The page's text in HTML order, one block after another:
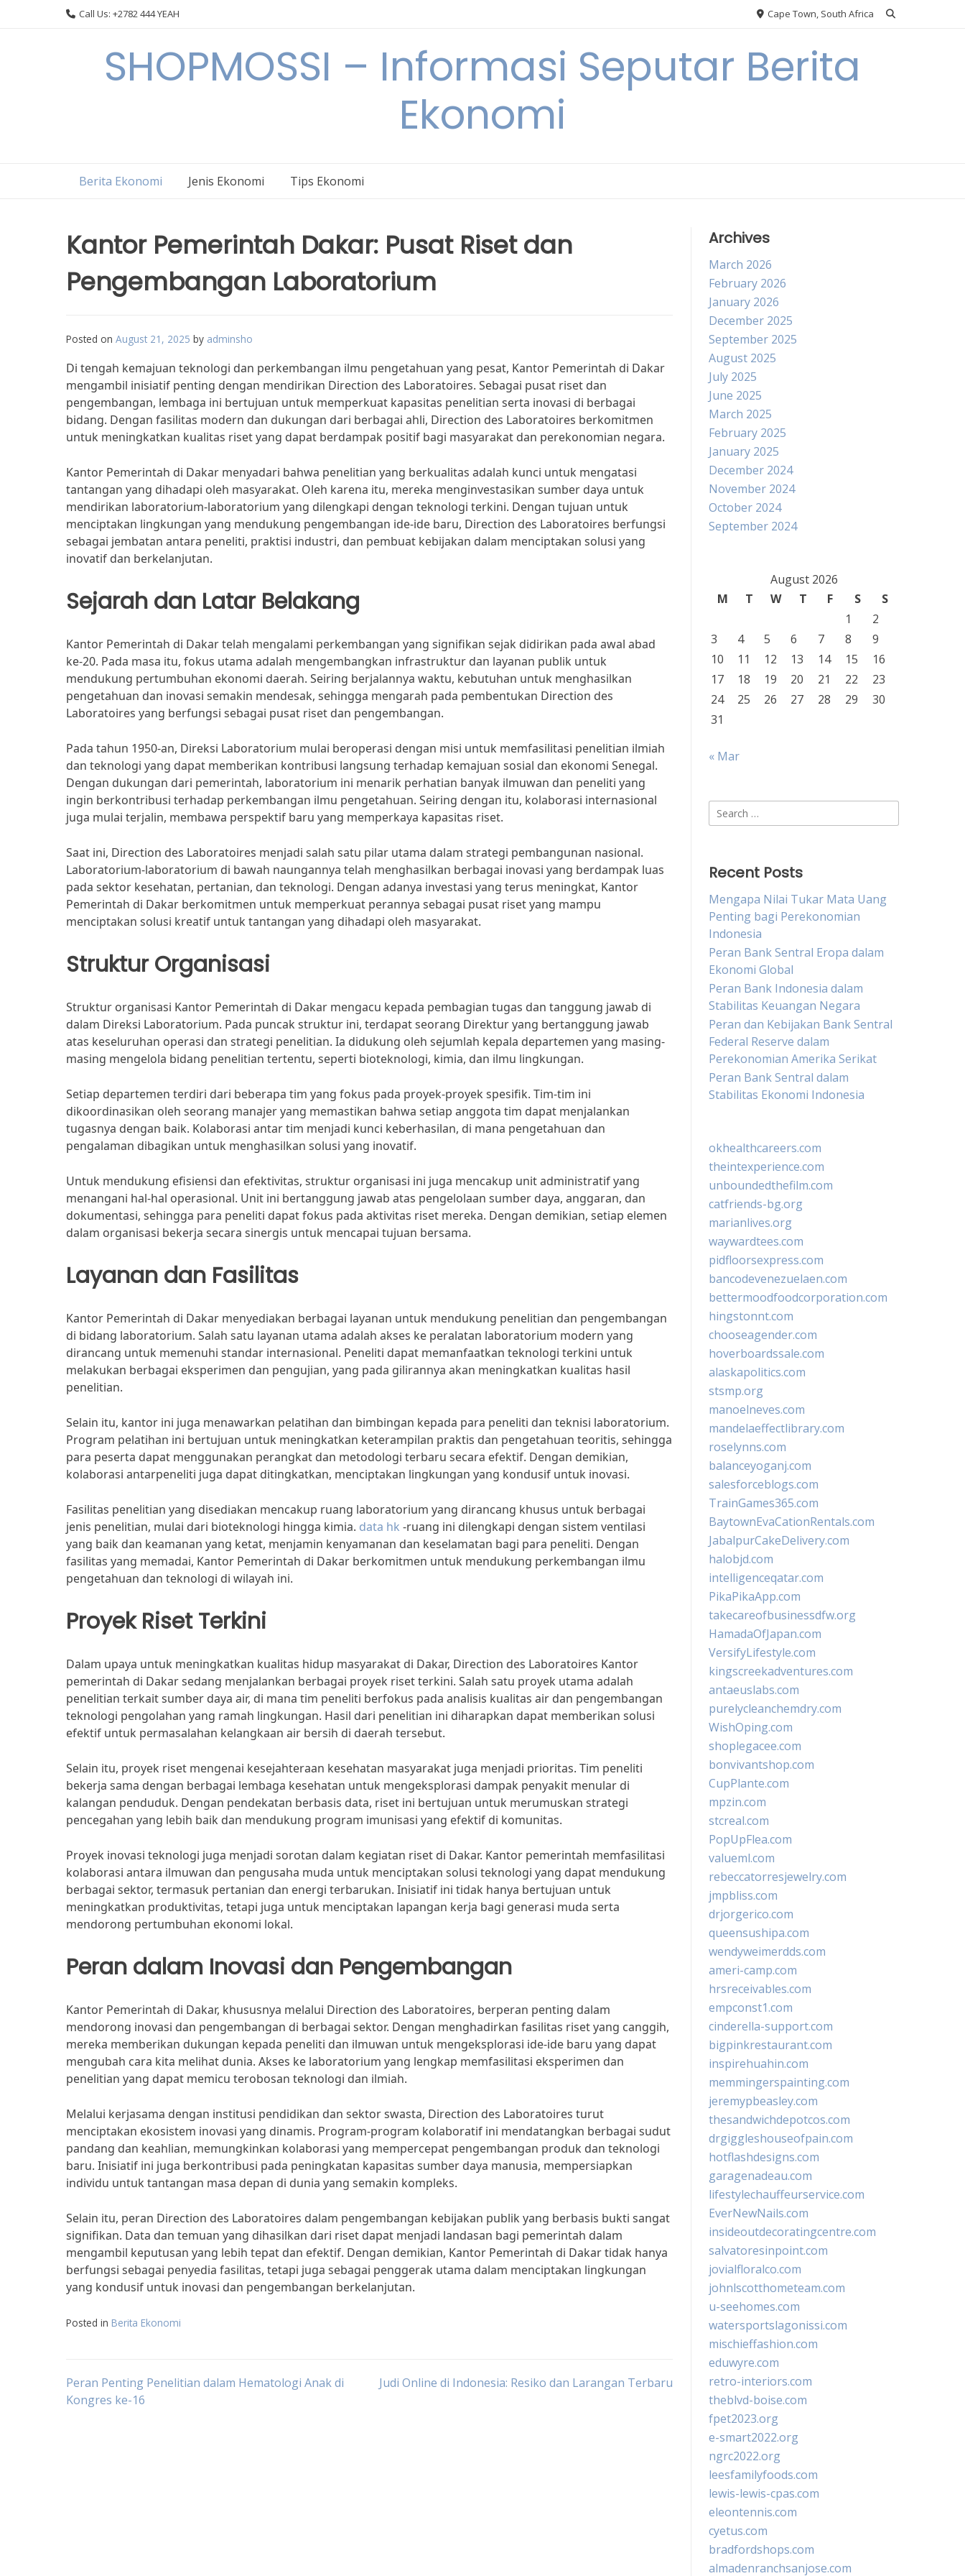
Call Us: +2782 444 YEAH Cape Town, South Africa
SHOPMOSSI – Informasi Seputar Berita
Ekonomi
Berita Ekonomi Jenis Ekonomi Tips Ekonomi
Kantor Pemerintah Dakar: Pusat Riset dan
Pengembangan Laboratorium
Posted on August 21, 2025 by adminsho
Di tengah kemajuan teknologi dan perkembangan ilmu pengetahuan yang pesat, Kantor Pemerintah di Dakar
mengambil inisiatif penting dengan mendirikan Direction des Laboratoires. Sebagai pusat riset dan
pengembangan, lembaga ini bertujuan untuk memperkuat kapasitas penelitian serta inovasi di berbagai
bidang. Dengan fasilitas modern dan dukungan dari berbagai ahli, Direction des Laboratoires berkomitmen
untuk meningkatkan kualitas riset yang dapat berdampak positif bagi masyarakat dan perekonomian negara.
Kantor Pemerintah di Dakar menyadari bahwa penelitian yang berkualitas adalah kunci untuk mengatasi
tantangan yang dihadapi oleh masyarakat. Oleh karena itu, mereka menginvestasikan sumber daya untuk
mendirikan laboratorium-laboratorium yang dilengkapi dengan teknologi terkini. Dengan tujuan untuk
menciptakan lingkungan yang mendukung pengembangan ide-ide baru, Direction des Laboratoires berfungsi
sebagai jembatan antara peneliti, praktisi industri, dan pembuat kebijakan dalam menciptakan solusi yang
inovatif dan berkelanjutan.
Sejarah dan Latar Belakang
Kantor Pemerintah di Dakar telah mengalami perkembangan yang signifikan sejak didirikan pada awal abad
ke-20. Pada masa itu, fokus utama adalah mengembangkan infrastruktur dan layanan publik untuk
mendukung pertumbuhan ekonomi daerah. Seiring berjalannya waktu, kebutuhan untuk menghasilkan
pengetahuan dan inovasi semakin mendesak, sehingga mengarah pada pembentukan Direction des
Laboratoires yang berfungsi sebagai pusat riset dan pengembangan.
Pada tahun 1950-an, Direksi Laboratorium mulai beroperasi dengan misi untuk memfasilitasi penelitian ilmiah
dan teknologi yang dapat memberikan kontribusi langsung terhadap kemajuan sosial dan ekonomi Senegal.
Dengan dukungan dari pemerintah, laboratorium ini menarik perhatian banyak ilmuwan dan peneliti yang
ingin berkontribusi terhadap perkembangan ilmu pengetahuan. Seiring dengan itu, kolaborasi internasional
juga mulai terjalin, membawa perspektif baru yang memperkaya kapasitas riset.
Saat ini, Direction des Laboratoires menjadi salah satu pilar utama dalam strategi pembangunan nasional.
Laboratorium-laboratorium di bawah naungannya telah menghasilkan berbagai inovasi yang berdampak luas
pada sektor kesehatan, pertanian, dan teknologi. Dengan adanya investasi yang terus meningkat, Kantor
Pemerintah di Dakar berkomitmen untuk memperkuat perannya sebagai pusat riset yang mampu
menciptakan solusi kreatif untuk tantangan yang dihadapi oleh masyarakat.
Struktur Organisasi
Struktur organisasi Kantor Pemerintah di Dakar mengacu kepada pembagian tugas dan tanggung jawab di
dalam Direksi Laboratorium. Pada puncak struktur ini, terdapat seorang Direktur yang bertanggung jawab
atas keseluruhan operasi dan strategi penelitian. Ia didukung oleh sejumlah kepala departemen yang masing-
masing mengelola bidang penelitian tertentu, seperti bioteknologi, kimia, dan ilmu lingkungan.
Setiap departemen terdiri dari beberapa tim yang fokus pada proyek-proyek spesifik. Tim-tim ini
dikoordinasikan oleh seorang manajer yang memastikan bahwa setiap anggota tim dapat menjalankan
tugasnya dengan baik. Kolaborasi antar tim menjadi kunci keberhasilan, di mana pengetahuan dan
pengalaman dibagikan untuk menghasilkan solusi yang inovatif.
Untuk mendukung efisiensi dan efektivitas, struktur organisasi ini juga mencakup unit administratif yang
menangani hal-hal operasional. Unit ini bertanggung jawab atas pengelolaan sumber daya, anggaran, dan
dokumentasi, sehingga para peneliti dapat fokus pada aktivitas riset mereka. Dengan demikian, setiap elemen
dalam organisasi bekerja secara sinergis untuk mencapai tujuan bersama.
Layanan dan Fasilitas
Kantor Pemerintah di Dakar menyediakan berbagai layanan untuk mendukung penelitian dan pengembangan
di bidang laboratorium. Salah satu layanan utama adalah akses ke peralatan laboratorium modern yang
dirancang untuk memenuhi standar internasional. Peneliti dapat memanfaatkan teknologi terkini untuk
melakukan berbagai eksperimen dan pengujian, yang pada gilirannya akan meningkatkan kualitas hasil
penelitian.
Selain itu, kantor ini juga menawarkan pelatihan dan bimbingan kepada para peneliti dan teknisi laboratorium.
Program pelatihan ini bertujuan untuk meningkatkan keterampilan praktis dan pengetahuan teoritis, sehingga
para peserta dapat menggunakan perangkat dan metodologi terbaru secara efektif. Dengan demikian,
kolaborasi antarpeneliti juga dapat ditingkatkan, menciptakan lingkungan yang kondusif untuk inovasi.
Fasilitas penelitian yang disediakan mencakup ruang laboratorium yang dirancang khusus untuk berbagai
jenis penelitian, mulai dari bioteknologi hingga kimia. data hk -ruang ini dilengkapi dengan sistem ventilasi
yang baik dan keamanan yang ketat, menjamin kenyamanan dan keselamatan bagi para peneliti. Dengan
fasilitas yang memadai, Kantor Pemerintah di Dakar berkomitmen untuk mendukung perkembangan ilmu
pengetahuan dan teknologi di wilayah ini.
Proyek Riset Terkini
Dalam upaya untuk meningkatkan kualitas hidup masyarakat di Dakar, Direction des Laboratoires Kantor
pemerintah di Dakar sedang menjalankan berbagai proyek riset terkini. Salah satu proyek utama adalah
penelitian terkait sumber daya air, di mana tim peneliti berfokus pada analisis kualitas air dan pengembangan
teknologi pengolahan yang ramah lingkungan. Hasil dari penelitian ini diharapkan dapat memberikan solusi
efektif untuk permasalahan kelangkaan air bersih di daerah tersebut.
Selain itu, proyek riset mengenai kesejahteraan kesehatan masyarakat juga menjadi prioritas. Tim peneliti
bekerja sama dengan berbagai lembaga kesehatan untuk mengeksplorasi dampak penyakit menular di
kalangan penduduk. Dengan pendekatan berbasis data, riset ini bertujuan untuk merumuskan strategi
pencegahan yang lebih baik dan mendukung program imunisasi yang efektif di komunitas.
Proyek inovasi teknologi juga menjadi sorotan dalam kegiatan riset di Dakar. Kantor pemerintah memfasilitasi
kolaborasi antara ilmuwan dan pengusaha muda untuk menciptakan solusi teknologi yang dapat mendukung
berbagai sektor, termasuk pertanian dan energi terbarukan. Inisiatif ini tidak hanya bertujuan untuk
meningkatkan produktivitas, tetapi juga untuk menciptakan lapangan kerja bagi generasi muda serta
mendorong pertumbuhan ekonomi lokal.
Peran dalam Inovasi dan Pengembangan
Kantor Pemerintah di Dakar, khususnya melalui Direction des Laboratoires, berperan penting dalam
mendorong inovasi dan pengembangan di berbagai sektor. Dengan menghadirkan fasilitas riset yang canggih,
mereka memberikan dukungan kepada peneliti dan ilmuwan untuk mengeksplorasi ide-ide baru yang dapat
mengubah cara kita melihat dunia. Akses ke laboratorium yang lengkap memfasilitasi eksperimen dan
penelitian yang dapat memicu terobosan teknologi dan ilmiah.
Melalui kerjasama dengan institusi pendidikan dan sektor swasta, Direction des Laboratoires turut
menciptakan ekosistem inovasi yang dinamis. Program-program kolaboratif ini mendatangkan berbagai sudut
pandang dan keahlian, memungkinkan kolaborasi yang mempercepat pengembangan produk dan teknologi
baru. Inisiatif ini juga berkontribusi pada peningkatan kapasitas sumber daya manusia, mempersiapkan
individu untuk tantangan masa depan di dunia yang semakin kompleks.
Selain itu, peran Direction des Laboratoires dalam pengembangan kebijakan publik yang berbasis bukti sangat
signifikan. Data dan temuan yang dihasilkan dari riset dapat menjadi landasan bagi pemerintah dalam
mengambil keputusan yang lebih tepat dan efektif. Dengan demikian, Kantor Pemerintah di Dakar tidak hanya
berfungsi sebagai penyedia fasilitas, tetapi juga sebagai penggerak utama dalam menciptakan lingkungan
yang kondusif untuk inovasi dan pengembangan berkelanjutan.
Posted in Berita Ekonomi
Post
Peran Penting Penelitian dalam Hematologi Anak di
Kongres ke-16
Judi Online di Indonesia: Resiko dan Larangan Terbaru
Archives
March 2026
February 2026
January 2026
December 2025
September 2025
August 2025
July 2025
June 2025
March 2025
February 2025
January 2025
December 2024
November 2024
October 2024
September 2024
August 2026
M
T W T F S
S
1
2
3
4 5 6 7 8
9
10
11 12 13 14 15
16
17
18 19 20 21 22
23
24
25 26 27 28 29
30
31
« Mar
Search
for:
Recent Posts
Mengapa Nilai Tukar Mata Uang
Penting bagi Perekonomian
Indonesia
Peran Bank Sentral Eropa dalam
Ekonomi Global
Peran Bank Indonesia dalam
Stabilitas Keuangan Negara
Peran dan Kebijakan Bank Sentral
Federal Reserve dalam
Perekonomian Amerika Serikat
Peran Bank Sentral dalam
Stabilitas Ekonomi Indonesia
okhealthcareers.com
theintexperience.com
unboundedthefilm.com
catfriends-bg.org
marianlives.org
waywardtees.com
pidfloorsexpress.com
bancodevenezuelaen.com
bettermoodfoodcorporation.com
hingstonnt.com
chooseagender.com
hoverboardssale.com
alaskapolitics.com
stsmp.org
manoelneves.com
mandelaeffectlibrary.com
roselynns.com
balanceyoganj.com
salesforceblogs.com
TrainGames365.com
BaytownEvaCationRentals.com
JabalpurCakeDelivery.com
halobjd.com
intelligenceqatar.com
PikaPikaApp.com
takecareofbusinessdfw.org
HamadaOfJapan.com
VersifyLifestyle.com
kingscreekadventures.com
antaeuslabs.com
purelycleanchemdry.com
WishOping.com
shoplegacee.com
bonvivantshop.com
CupPlante.com
mpzin.com
stcreal.com
PopUpFlea.com
valueml.com
rebeccatorresjewelry.com
jmpbliss.com
drjorgerico.com
queensushipa.com
wendyweimerdds.com
ameri-camp.com
hrsreceivables.com
empconst1.com
cinderella-support.com
bigpinkrestaurant.com
inspirehuahin.com
memmingerspainting.com
jeremypbeasley.com
thesandwichdepotcos.com
drgiggleshouseofpain.com
hotflashdesigns.com
garagenadeau.com
lifestylechauffeurservice.com
EverNewNails.com
insideoutdecoratingcentre.com
salvatoresinpoint.com
jovialfloralco.com
johnlscotthometeam.com
u-seehomes.com
watersportslagonissi.com
mischieffashion.com
eduwyre.com
retro-interiors.com
theblvd-boise.com
fpet2023.org
e-smart2022.org
ngrc2022.org
leesfamilyfoods.com
lewis-lewis-cpas.com
eleontennis.com
cyetus.com
bradfordshops.com
almadenranchsanjose.com